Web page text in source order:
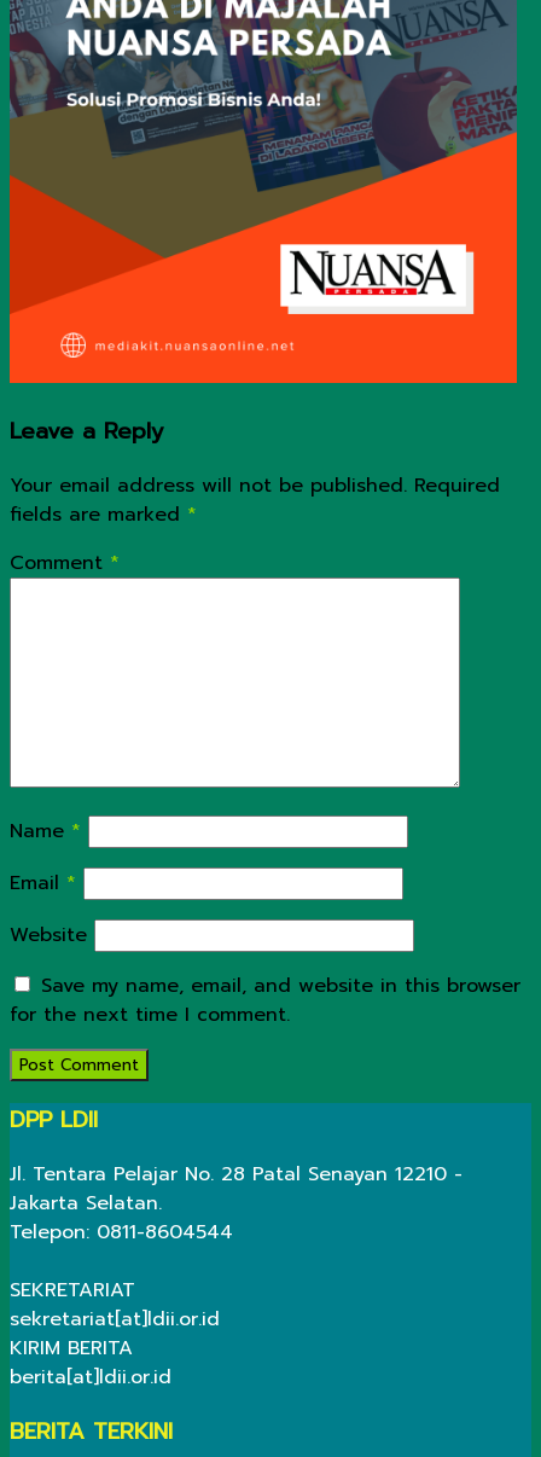
Leave a Reply
Your email address will not be published. Required
fields are marked *
Comment *
Name *
Email *
Website
Save my name, email, and website in this browser
for the next time I comment.
DPP LDII
Jl. Tentara Pelajar No. 28 Patal Senayan 12210 -
Jakarta Selatan.
Telepon: 0811-8604544
SEKRETARIAT
sekretariat[at]ldii.or.id
KIRIM BERITA
berita[at]ldii.or.id
BERITA TERKINI